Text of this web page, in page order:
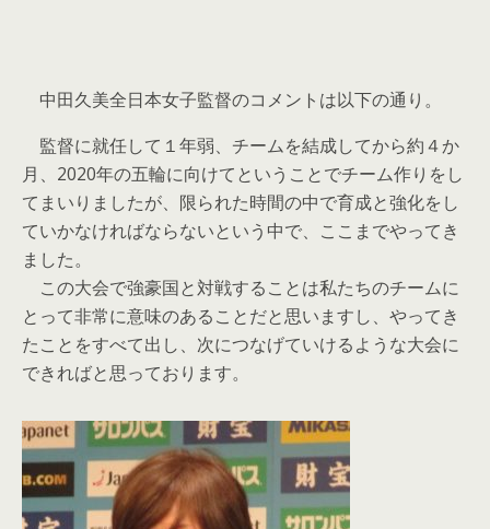
中田久美全日本女子監督のコメントは以下の通り。
監督に就任して１年弱、チームを結成してから約４か
月、2020年の五輪に向けてということでチーム作りをし
てまいりましたが、限られた時間の中で育成と強化をし
ていかなければならないという中で、ここまでやってき
ました。
この大会で強豪国と対戦することは私たちのチームに
とって非常に意味のあることだと思いますし、やってき
たことをすべて出し、次につなげていけるような大会に
できればと思っております。